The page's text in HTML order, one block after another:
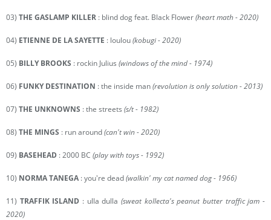
03) THE GASLAMP KILLER : blind dog feat. Black Flower(heart math - 2020)
04) ETIENNE DE LA SAYETTE : loulou(kobugi - 2020)
05) BILLY BROOKS : rockin Julius (windows of the mind - 1974)
06) FUNKY DESTINATION : the inside man(revolution is only solution - 2013)
07) THE UNKNOWNS : the streets (s/t - 1982)
08) THE MINGS : run around(can't win - 2020)
09) BASEHEAD : 2000 BC (play with toys - 1992)
10) NORMA TANEGA : you're dead(walkin' my cat named dog - 1966)
11) TRAFFIK ISLAND : ulla dulla(sweat kollecta's peanut butter traffic jam -
2020)